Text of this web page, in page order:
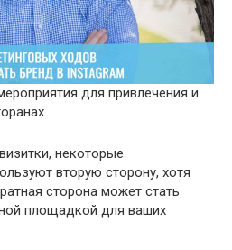
некоторые
вторую сторону, хотя
сторона может стать
площадкой для ваших